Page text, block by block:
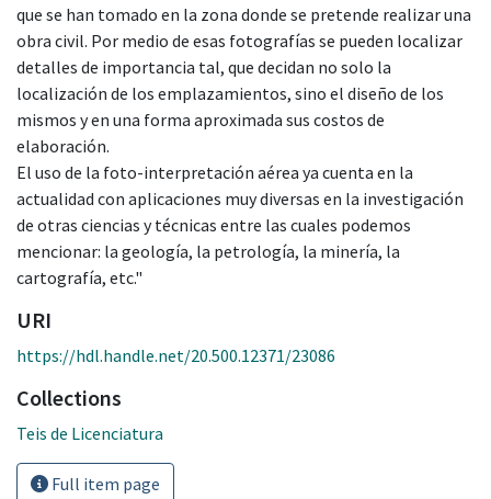
que se han tomado en la zona donde se pretende realizar una
obra civil. Por medio de esas fotografías se pueden localizar
detalles de importancia tal, que decidan no solo la
localización de los emplazamientos, sino el diseño de los
mismos y en una forma aproximada sus costos de
elaboración.
El uso de la foto-interpretación aérea ya cuenta en la
actualidad con aplicaciones muy diversas en la investigación
de otras ciencias y técnicas entre las cuales podemos
mencionar: la geología, la petrología, la minería, la
cartografía, etc."
URI
https://hdl.handle.net/20.500.12371/23086
Collections
Teis de Licenciatura
Full item page